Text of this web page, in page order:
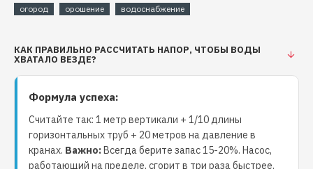
Максимальная объемная подача 3 м³/ч (50 л/
Потребляемая мощность: 1170 Вт
Конструктивные характеристики:
Корпус насосной камеры из нержавеющей
стали
Колесо рабочее – плавающее, центробежное,
огород
орошение водоснабжение
КАК ПРАВИЛЬНО РАССЧИТАТЬ НАПОР, ЧТОБЫ ВОДЫ
ХВАТАЛО ВЕЗДЕ?
Формула успеха:
Считайте так: 1 метр вертикали + 1/10 длины
горизонтальных труб + 20 метров на давление в
кранах. Важно:Всегда берите запас 15-20%. Насос,
работающий на пределе, сгорит в три раза быстрее.